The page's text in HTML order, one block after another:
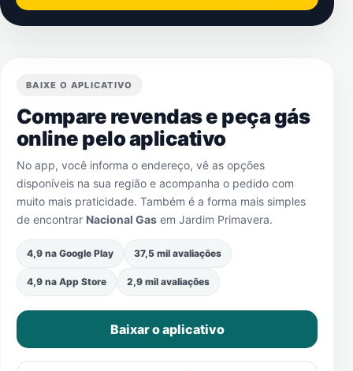
BAIXE O APLICATIVO
Compare revendas e peça gás
online pelo aplicativo
No app, você informa o endereço, vê as opções
disponíveis na sua região e acompanha o pedido com
muito mais praticidade. Também é a forma mais simples
de encontrar Nacional Gas em Jardim Primavera.
4,9 na Google Play 37,5 mil avaliações
4,9 na App Store 2,9 mil avaliações
Baixar o aplicativo